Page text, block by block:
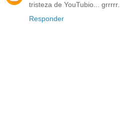
tristeza de YouTubio... grrrrr...
Responder